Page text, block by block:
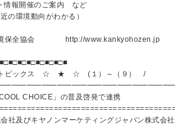
情報開催のご案内 など
最近の環境動向がわかる）
環境保全協会 http://www.kankyohozen.jp
クス ☆ ★ ☆ (１）～（９） /
CHOICE」の普及啓発で連携
社及びキヤノンマーケティングジャパン株式会